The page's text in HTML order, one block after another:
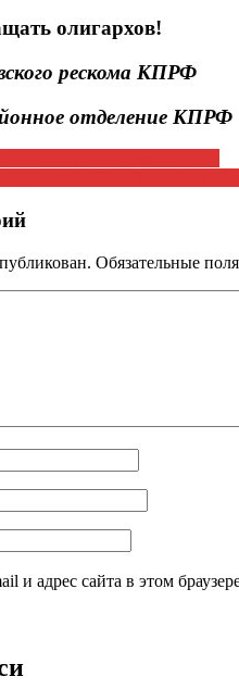
олигархов!
рескома КПРФ
отделение КПРФ
Обязательные
и адрес сайта в этом